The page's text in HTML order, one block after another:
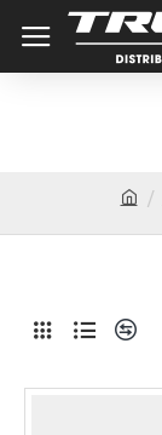
o